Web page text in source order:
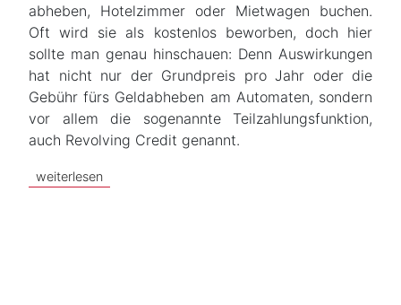
abheben, Hotelzimmer oder Mietwagen buchen.
Oft wird sie als kostenlos beworben, doch hier
sollte man genau hinschauen: Denn Auswirkungen
hat nicht nur der Grundpreis pro Jahr oder die
Gebühr fürs Geldabheben am Automaten, sondern
vor allem die sogenannte Teilzahlungsfunktion,
auch Revolving Credit genannt.
weiterlesen